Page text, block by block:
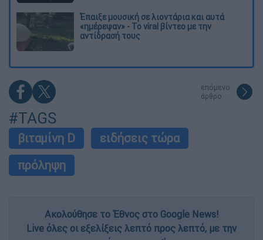
Έπαιξε μουσική σε λιοντάρια και αυτά
«ημέρεψαν» - Το viral βίντεο με την
αντίδρασή τους
επόμενο
άρθρο
#TAGS
βιταμίνη D
ειδήσεις τώρα
πρόληψη
Ακολούθησε το Έθνος στο Google News!
Live όλες οι εξελίξεις λεπτό προς λεπτό, με την